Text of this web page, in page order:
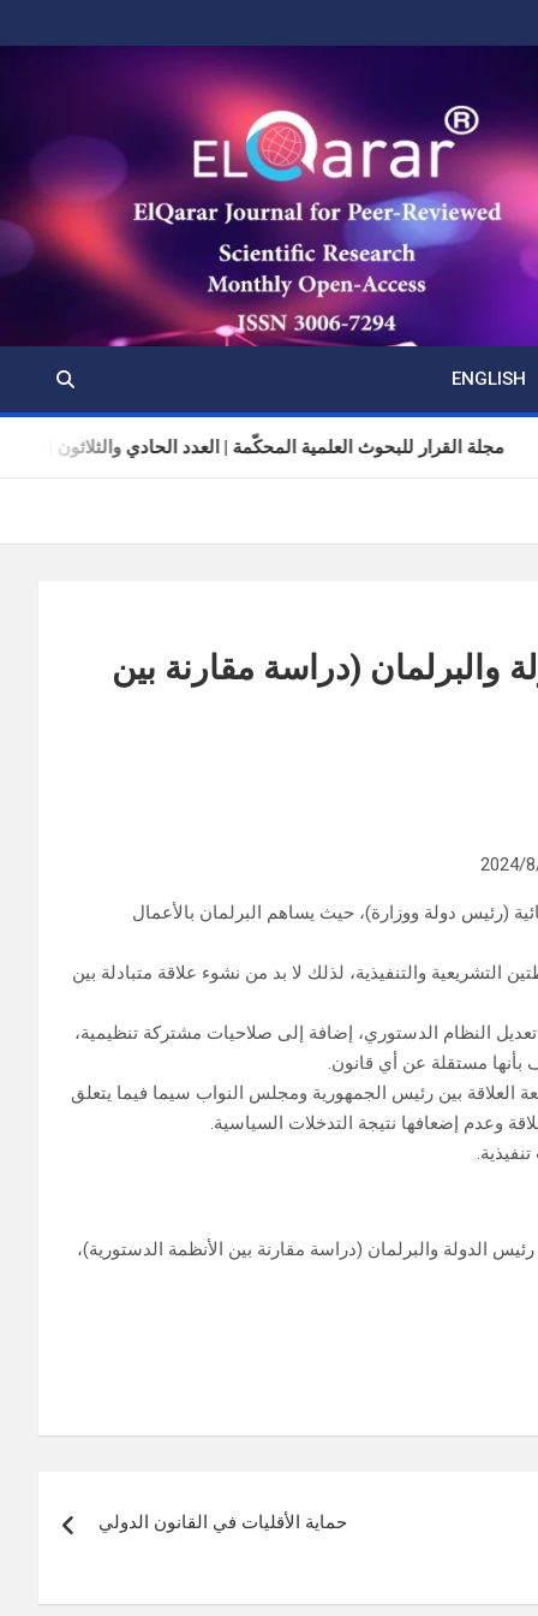
ENGLISH
مجلة القرار للبحوث العلمية المحكّمة | العدد الحادي والثلاثون | المجلد 11 | تموز
والبرلمان (دراسة مقارنة بين
(رئيس دولة ووزارة)، حيث يساهم البرلمان بالأعمال
التشريعية والتنفيذية، لذلك لا بد من نشوء علاقة متبادلة بين
النظام الدستوري، إضافة إلى صلاحيات مشتركة تنظيمية،
مستقلة عن أي قانون.
العلاقة بين رئيس الجمهورية ومجلس النواب سيما فيما يتعلق
وعدم إضعافها نتيجة التدخلات السياسية.
الدولة والبرلمان (دراسة مقارنة بين الأنظمة الدستورية)،
حماية الأقليات في القانون الدولي